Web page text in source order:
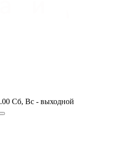
Сб, Вс - выходной